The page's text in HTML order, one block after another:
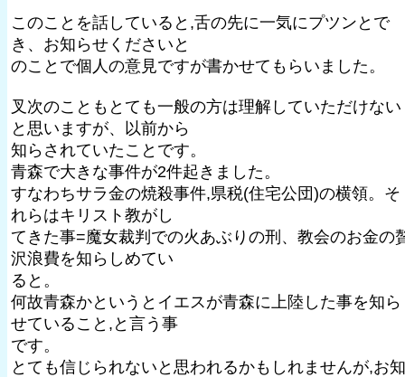
このことを話していると,舌の先に一気にプツンとで
き、お知らせくださいと
のことで個人の意見ですが書かせてもらいました。
叉次のこともとても一般の方は理解していただけない
と思いますが、以前から
知らされていたことです。
青森で大きな事件が2件起きました。
すなわちサラ金の焼殺事件,県税(住宅公団)の横領。そ
れらはキリスト教がし
てきた事=魔女裁判での火あぶりの刑、教会のお金の
沢浪費を知らしめてい
ると。
何故青森かというとイエスが青森に上陸した事を知ら
せていること,と言う事
です。
とても信じられないと思われるかもしれませんが,お知